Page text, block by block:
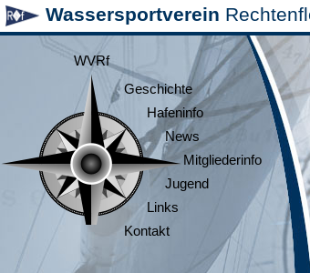
Wassersportverein
WVRf
Geschichte
Hafeninfo
News
Mitgliederinfo
Jugend
Links
Kontakt